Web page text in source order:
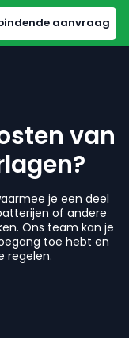
aanvraag
van
je een deel
of andere
Ons team kan je
toe hebt en
regelen.
|Engels